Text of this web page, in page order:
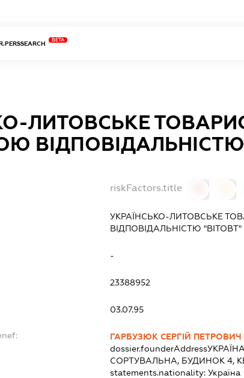
BETA
ЛИТОВСЬКЕ
ВІДПОВІДАЛЬНІСТЮ
riskFactors.title
УКРАЇНСЬКО-ЛИТОВСЬКЕ
ВІДПОВІДАЛЬНІСТЮ "ВІТОВТ"
-
23388952
03.07.95
ГАРБУЗЮК СЕРГІЙ ПЕТРОВИЧ
dossier.founderAddress
СОРТУВАЛЬНА, БУДИНОК 4,
statements.nationality: Україна